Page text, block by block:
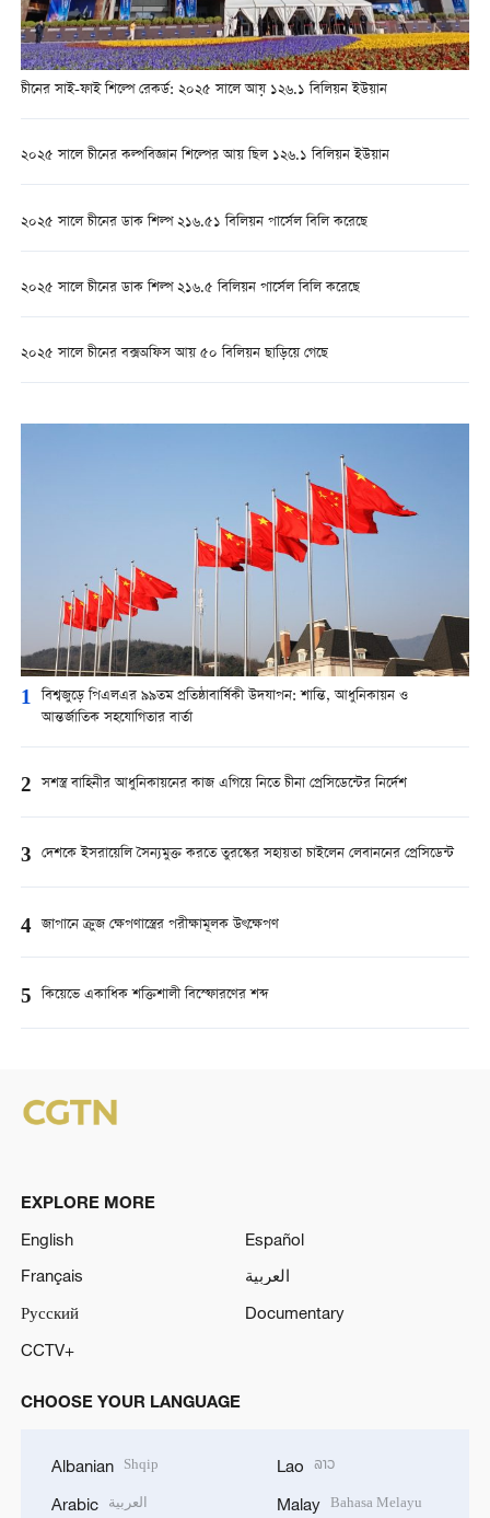
চীনের সাই-ফাই শিল্পে রেকর্ড: ২০২৫ সালে আয় ১২৬.১ বিলিয়ন ইউয়ান
২০২৫ সালে চীনের কল্পবিজ্ঞান শিল্পের আয় ছিল ১২৬.১ বিলিয়ন ইউয়ান
২০২৫ সালে চীনের ডাক শিল্প ২১৬.৫১ বিলিয়ন পার্সেল বিলি করেছে
২০২৫ সালে চীনের ডাক শিল্প ২১৬.৫ বিলিয়ন পার্সেল বিলি করেছে
২০২৫ সালে চীনের বক্সঅফিস আয় ৫০ বিলিয়ন ছাড়িয়ে গেছে
1 বিশ্বজুড়ে পিএলএর ৯৯তম প্রতিষ্ঠাবার্ষিকী উদযাপন: শান্তি, আধুনিকায়ন ও
আন্তর্জাতিক সহযোগিতার বার্তা
2 সশস্ত্র বাহিনীর আধুনিকায়নের কাজ এগিয়ে নিতে চীনা প্রেসিডেন্টের নির্দেশ
3 দেশকে ইসরায়েলি সৈন্যমুক্ত করতে তুরস্কের সহায়তা চাইলেন লেবাননের প্রেসিডেন্ট
4 জাপানে ক্রুজ ক্ষেপণাস্ত্রের পরীক্ষামূলক উৎক্ষেপণ
5 কিয়েভে একাধিক শক্তিশালী বিস্ফোরণের শব্দ
EXPLORE MORE
English
Español
Français
العربية
Русский
Documentary
CCTV+
CHOOSE YOUR LANGUAGE
Albanian Shqip
Arabic العربية
Lao ລາວ
Malay Bahasa Melayu